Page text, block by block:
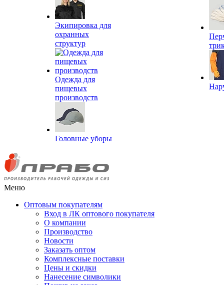
Экипировка для
охранных
структур
Одежда для
пищевых
производств
Головные уборы
Меню
Оптовым покупателям
Вход в ЛК оптового покупателя
О компании
Производство
Новости
Заказать оптом
Комплексные поставки
Цены и скидки
Нанесение символики